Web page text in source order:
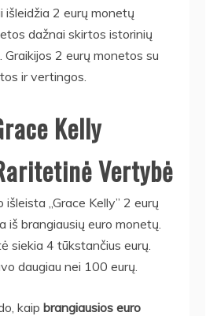
išleidžia 2 eurų monetų
dažnai skirtos istorinių
2 eurų monetos su
ir vertingos.
Kelly
Vertybė
„Grace Kelly” 2 eurų
iš brangiausių euro monetų.
siekia 4 tūkstančius eurų.
daugiau nei 100 eurų.
kaip brangiausios euro